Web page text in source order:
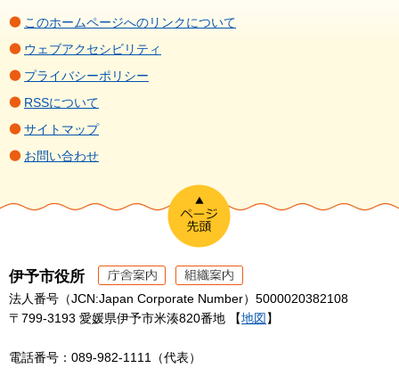
このホームページへのリンクについて
ウェブアクセシビリティ
プライバシーポリシー
RSSについて
サイトマップ
お問い合わせ
伊予市役所
法人番号（JCN:Japan Corporate Number）5000020382108
〒799-3193 愛媛県伊予市米湊820番地 【地図 】
電話番号：089-982-1111（代表）